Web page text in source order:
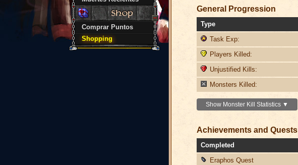
Comprar Puntos
Shopping
General Progression
Type
Task Exp:
Players Killed:
Unjustified Kills:
Monsters Killed:
Show Monster Kill Statistics ▼
Achievements and Quests
Completed
Eraphos Quest